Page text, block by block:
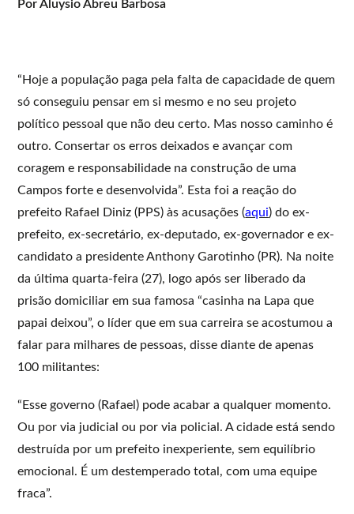
Por Aluysio Abreu Barbosa
“Hoje a população paga pela falta de capacidade de quem
só conseguiu pensar em si mesmo e no seu projeto
político pessoal que não deu certo. Mas nosso caminho é
outro. Consertar os erros deixados e avançar com
coragem e responsabilidade na construção de uma
Campos forte e desenvolvida”. Esta foi a reação do
prefeito Rafael Diniz (PPS) às acusações (aqui) do ex-
prefeito, ex-secretário, ex-deputado, ex-governador e ex-
candidato a presidente Anthony Garotinho (PR). Na noite
da última quarta-feira (27), logo após ser liberado da
prisão domiciliar em sua famosa “casinha na Lapa que
papai deixou”, o líder que em sua carreira se acostumou a
falar para milhares de pessoas, disse diante de apenas
100 militantes:
“Esse governo (Rafael) pode acabar a qualquer momento.
Ou por via judicial ou por via policial. A cidade está sendo
destruída por um prefeito inexperiente, sem equilíbrio
emocional. É um destemperado total, com uma equipe
fraca”.